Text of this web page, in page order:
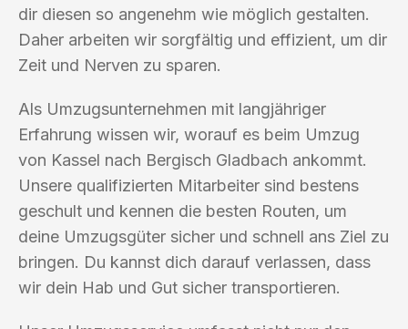
dir diesen so angenehm wie möglich gestalten.
Daher arbeiten wir sorgfältig und effizient, um dir
Zeit und Nerven zu sparen.
Als Umzugsunternehmen mit langjähriger
Erfahrung wissen wir, worauf es beim Umzug
von Kassel nach Bergisch Gladbach ankommt.
Unsere qualifizierten Mitarbeiter sind bestens
geschult und kennen die besten Routen, um
deine Umzugsgüter sicher und schnell ans Ziel zu
bringen. Du kannst dich darauf verlassen, dass
wir dein Hab und Gut sicher transportieren.